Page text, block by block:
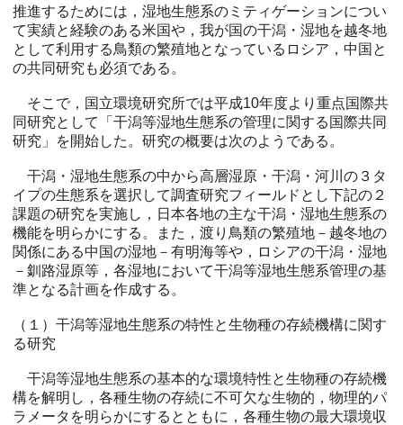
推進するためには，湿地生態系のミティゲーションについ
て実績と経験のある米国や，我が国の干潟・湿地を越冬地
として利用する鳥類の繁殖地となっているロシア，中国と
の共同研究も必須である。
そこで，国立環境研究所では平成10年度より重点国際共
同研究として「干潟等湿地生態系の管理に関する国際共同
研究」を開始した。研究の概要は次のようである。
干潟・湿地生態系の中から高層湿原・干潟・河川の３タ
イプの生態系を選択して調査研究フィールドとし下記の２
課題の研究を実施し，日本各地の主な干潟・湿地生態系の
機能を明らかにする。また，渡り鳥類の繁殖地－越冬地の
関係にある中国の湿地－有明海等や，ロシアの干潟・湿地
－釧路湿原等，各湿地において干潟等湿地生態系管理の基
準となる計画を作成する。
（１）干潟等湿地生態系の特性と生物種の存続機構に関す
る研究
干潟等湿地生態系の基本的な環境特性と生物種の存続機
構を解明し，各種生物の存続に不可欠な生物的，物理的パ
ラメータを明らかにするとともに，各種生物の最大環境収